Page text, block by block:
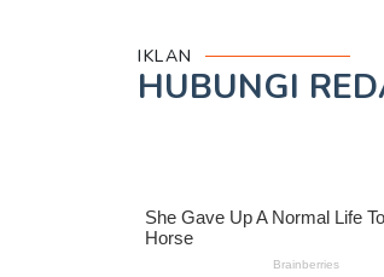
IKLAN
HUBUNGI